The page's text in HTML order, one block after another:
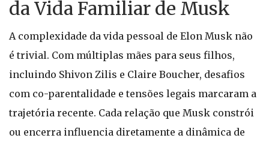
da Vida Familiar de Musk
A complexidade da vida pessoal de Elon Musk não
é trivial. Com múltiplas mães para seus filhos,
incluindo Shivon Zilis e Claire Boucher, desafios
com co-parentalidade e tensões legais marcaram a
trajetória recente. Cada relação que Musk constrói
ou encerra influencia diretamente a dinâmica de